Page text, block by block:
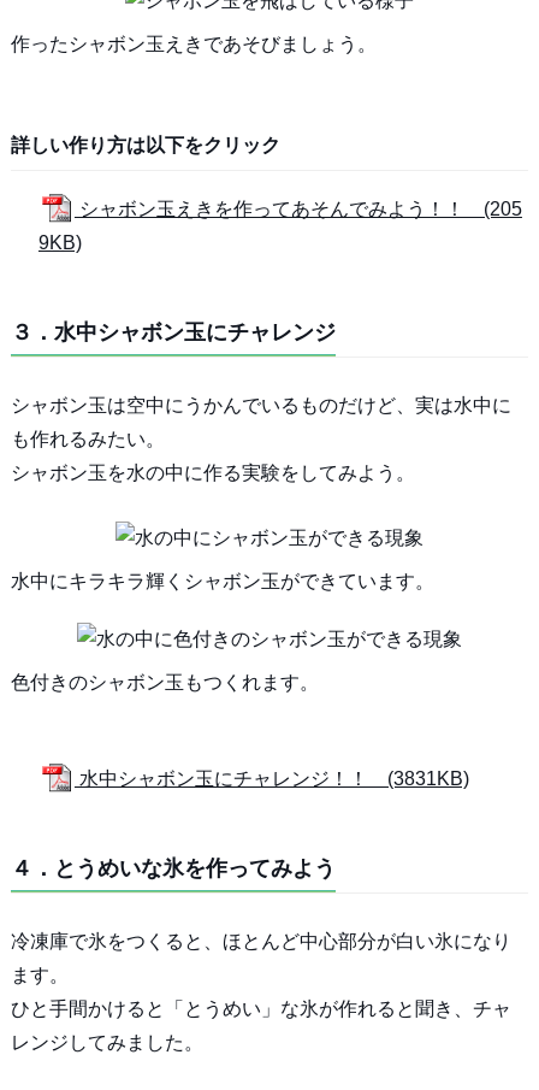
作ったシャボン玉えきであそびましょう。
詳しい作り方は以下をクリック
シャボン玉えきを作ってあそんでみよう！！ (205
9KB)
３．水中シャボン玉にチャレンジ
シャボン玉は空中にうかんでいるものだけど、実は水中に
も作れるみたい。
シャボン玉を水の中に作る実験をしてみよう。
水中にキラキラ輝くシャボン玉ができています。
色付きのシャボン玉もつくれます。
水中シャボン玉にチャレンジ！！ (3831KB)
４．とうめいな氷を作ってみよう
冷凍庫で氷をつくると、ほとんど中心部分が白い氷になり
ます。
ひと手間かけると「とうめい」な氷が作れると聞き、チャ
レンジしてみました。